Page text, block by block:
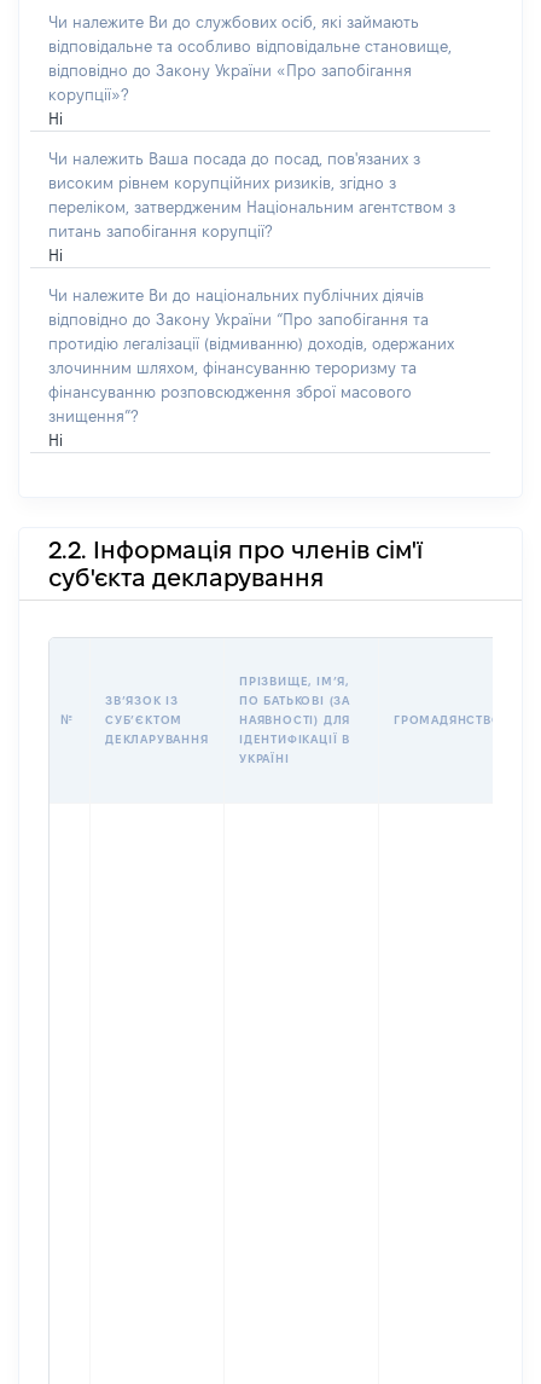
Чи належите Ви до службових осіб, які займають
відповідальне та особливо відповідальне становище,
відповідно до Закону України «Про запобігання
корупції»?
Ні
Чи належить Ваша посада до посад, пов'язаних з
високим рівнем корупційних ризиків, згідно з
переліком, затвердженим Національним агентством з
питань запобігання корупції?
Ні
Чи належите Ви до національних публічних діячів
відповідно до Закону України “Про запобігання та
протидію легалізації (відмиванню) доходів, одержаних
злочинним шляхом, фінансуванню тероризму та
фінансуванню розповсюдження зброї масового
знищення”?
Ні
2.2. Інформація про членів сім'ї
суб'єкта декларування
№
ЗВʼЯЗОК ІЗ
СУБʼЄКТОМ
ДЕКЛАРУВАННЯ
ПРІЗВИЩЕ, ІМʼЯ,
ПО БАТЬКОВІ (ЗА
НАЯВНОСТІ) ДЛЯ
ІДЕНТИФІКАЦІЇ В
УКРАЇНІ
ГРОМАДЯНСТВО